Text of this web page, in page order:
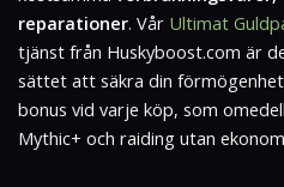
reparationer. Vår Ultimat
tjänst från Huskyboost.com är
sättet att säkra din
bonus vid varje köp, som
Mythic+ och raiding utan